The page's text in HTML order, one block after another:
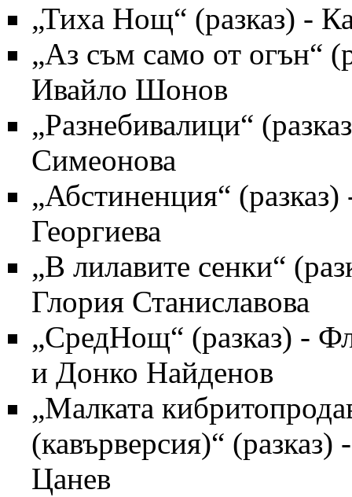
„Тиха Нощ“ (разказ) -
„Аз съм само от огън“
Ивайло Шонов
„Разнебивалици“
Симеонова
„Абстиненция“
Георгиева
„В лилавите сенки“
Глория Станиславова
„СредНощ“ (разказ) -
и Донко Найденов
„Малката
(кавърверсия)“ (разказ)
Цанев